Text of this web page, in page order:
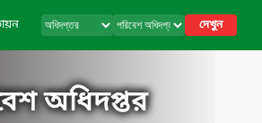
দেখুন
অধিদপ্তর